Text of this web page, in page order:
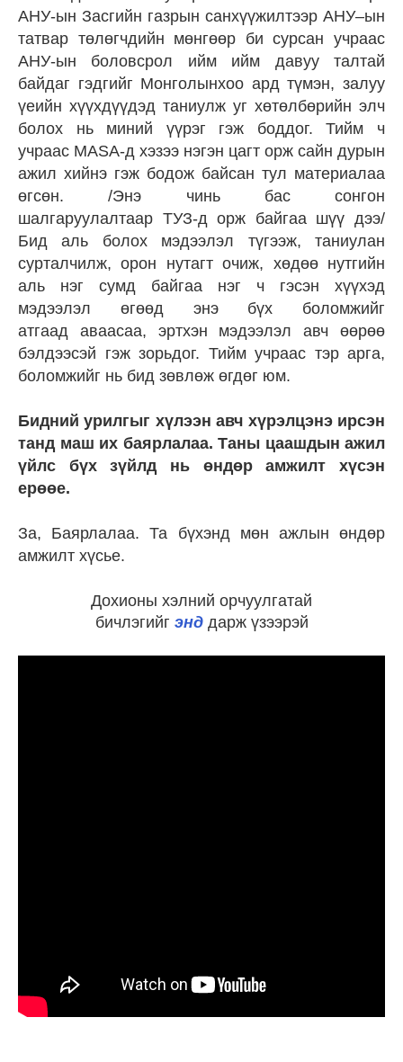
АНУ-ын Засгийн газрын санхүүжилтээр АНУ–ын
татвар төлөгчдийн мөнгөөр би сурсан учраас
АНУ-ын боловсрол ийм ийм давуу талтай
байдаг гэдгийг Монголынхоо ард түмэн, залуу
үеийн хүүхдүүдэд таниулж уг хөтөлбөрийн элч
болох нь миний үүрэг гэж боддог. Тийм ч
учраас MASA-д хэзээ нэгэн цагт орж сайн дурын
ажил хийнэ гэж бодож байсан тул материалаа
өгсөн. /Энэ чинь бас сонгон
шалгаруулалтаар ТУЗ-д орж байгаа шүү дээ/
Бид аль болох мэдээлэл түгээж, таниулан
сурталчилж, орон нутагт очиж, хөдөө нутгийн
аль нэг сумд байгаа нэг ч гэсэн хүүхэд
мэдээлэл өгөөд энэ бүх боломжийг
атгаад аваасаа, эртхэн мэдээлэл авч өөрөө
бэлдээсэй гэж зорьдог. Тийм учраас тэр арга,
боломжийг нь бид зөвлөж өгдөг юм.
Бидний урилгыг хүлээн авч хүрэлцэнэ ирсэн
танд маш их баярлалаа. Таны цаашдын ажил
үйлс бүх зүйлд нь өндөр амжилт хүсэн
ерөөе.
За, Баярлалаа. Та бүхэнд мөн ажлын өндөр
амжилт хүсье.
Дохионы хэлний орчуулгатай
бичлэгийг энддарж үзээрэй